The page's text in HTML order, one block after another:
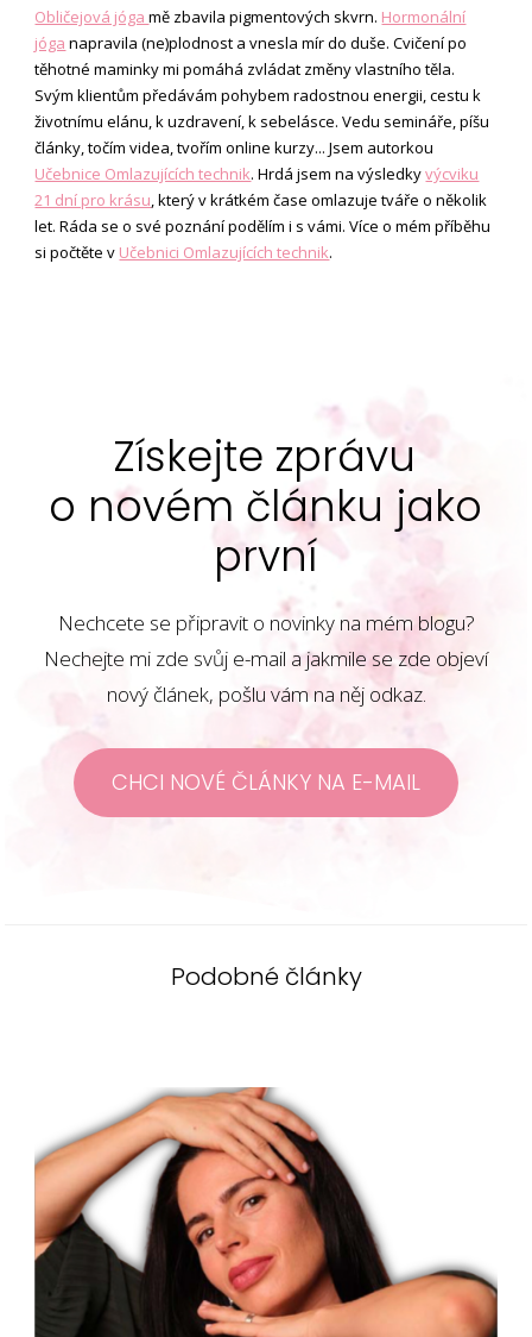
Obličejová jógamě zbavila pigmentových skvrn. Hormonální
jóga napravila (ne)plodnost a vnesla mír do duše. Cvičení po
těhotné maminky mi pomáhá zvládat změny vlastního těla.
Svým klientům předávám pohybem radostnou energii, cestu k
životnímu elánu, k uzdravení, k sebelásce. Vedu semináře, píšu
články, točím videa, tvořím online kurzy... Jsem autorkou
Učebnice Omlazujících technik. Hrdá jsem na výsledkyvýcviku
21 dní pro krásu , který v krátkém čase omlazuje tváře o několik
let. Ráda se o své poznání podělím i s vámi. Více o mém příběhu
si počtěte v Učebnici Omlazujících technik.
Získejte zprávu
o novém článku jako
první
Nechcete se připravit o novinky na mém blogu?
Nechejte mi zde svůj e-mail a jakmile se zde objeví
nový článek, pošlu vám na něj odkaz.
CHCI NOVÉ ČLÁNKY NA E-MAIL
Podobné články